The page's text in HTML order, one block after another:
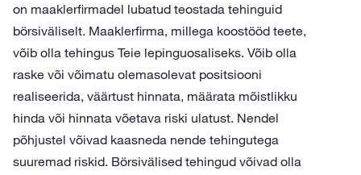
on maaklerfirmadel lubatud teostada tehinguid
börsiväliselt. Maaklerfirma, millega koostööd teete,
võib olla tehingus Teie lepinguosaliseks. Võib olla
raske või võimatu olemasolevat positsiooni
realiseerida, väärtust hinnata, määrata mõistlikku
hinda või hinnata võetava riski ulatust. Nendel
põhjustel võivad kaasneda nende tehingutega
suuremad riskid. Börsivälised tehingud võivad olla